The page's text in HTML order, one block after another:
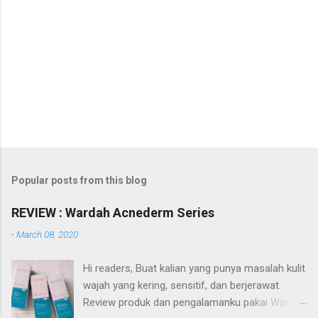
Popular posts from this blog
REVIEW : Wardah Acnederm Series
-March 08, 2020
Hi readers, Buat kalian yang punya masalah kulit
wajah yang kering, sensitif, dan berjerawat.
Review produk dan pengalamanku pakai Wardah